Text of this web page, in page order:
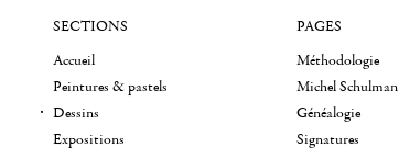
SECTIONS
Accueil
Peintures & pastels
Dessins
Expositions
PAGES
Méthodologie
Michel Schulman
Généalogie
Signatures